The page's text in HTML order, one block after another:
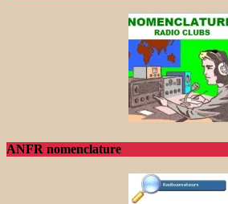
ANFR nomenclature